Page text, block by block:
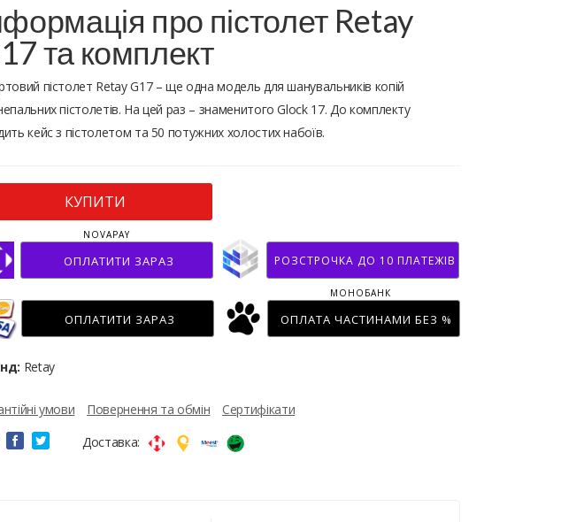
про пістолет Retay
та комплект
пістолет Retay G17 – ще одна модель для шанувальників копій
пістолетів. На цей раз – знаменитого Glock 17. До комплекту
кейс з пістолетом та 50 потужних холостих набоїв.
КУПИТИ
ОПЛАТИТИ ЗАРАЗ
NOVAPAY
РОЗСТРОЧКА ДО 10 ПЛАТЕЖІВ
ОПЛАТИТИ ЗАРАЗ ОПЛАТА ЧАСТИНАМИ БЕЗ %
МОНОБАНК
Retay
умови Повернення та обмін
Сертифікати
Доставка: